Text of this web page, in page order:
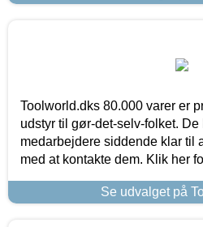
Toolworld.dks 80.000 varer er
udstyr til gør-det-selv-folket.
medarbejdere siddende klar til
med at kontakte dem. Klik her
Se udvalget på